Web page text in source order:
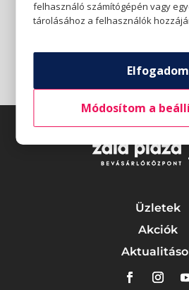
Üzletek
Akciók
felhasználó számítógépén vagy
tárolásához a felhasználók
Elfogadom
Módosítom a